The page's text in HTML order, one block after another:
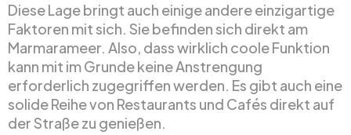
Diese Lage bringt auch einige andere einzigartige
Faktoren mit sich. Sie befinden sich direkt am
Marmarameer. Also, dass wirklich coole Funktion
kann mit im Grunde keine Anstrengung
erforderlich zugegriffen werden. Es gibt auch eine
solide Reihe von Restaurants und Cafés direkt auf
der Straße zu genießen.